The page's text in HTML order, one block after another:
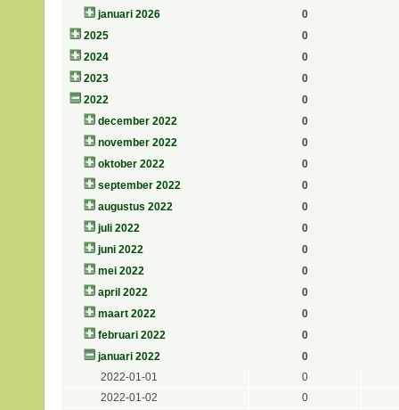
januari 2026
0
2025
0
2024
0
2023
0
2022
0
december 2022
0
november 2022
0
oktober 2022
0
september 2022
0
augustus 2022
0
juli 2022
0
juni 2022
0
mei 2022
0
april 2022
0
maart 2022
0
februari 2022
0
januari 2022
0
2022-01-01
0
2022-01-02
0